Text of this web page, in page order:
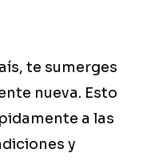
te sumerges
nueva. Esto
a las
y